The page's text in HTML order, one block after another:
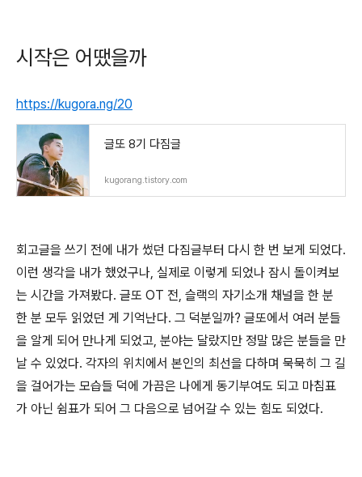
시작은 어땠을까
https://kugora.ng/20
글또 8기 다짐글
kugorang.tistory.com
회고글을 쓰기 전에 내가 썼던 다짐글부터 다시 한 번 보게 되었다.
이런 생각을 내가 했었구나, 실제로 이렇게 되었나 잠시 돌이켜보
는 시간을 가져봤다. 글또 OT 전, 슬랙의 자기소개 채널을 한 분
한 분 모두 읽었던 게 기억난다. 그 덕분일까? 글또에서 여러 분들
을 알게 되어 만나게 되었고, 분야는 달랐지만 정말 많은 분들을 만
날 수 있었다. 각자의 위치에서 본인의 최선을 다하며 묵묵히 그 길
을 걸어가는 모습들 덕에 가끔은 나에게 동기부여도 되고 마침표
가 아닌 쉼표가 되어 그 다음으로 넘어갈 수 있는 힘도 되었다.